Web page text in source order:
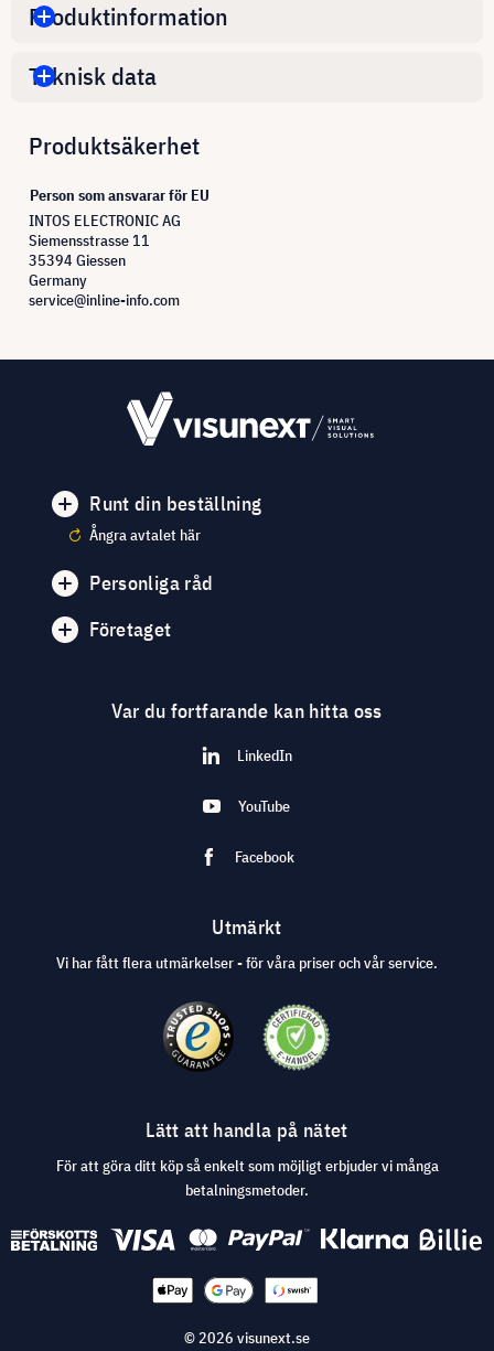
Produktinformation
Teknisk data
Produktsäkerhet
Person som ansvarar för EU
INTOS ELECTRONIC AG
Siemensstrasse 11
35394 Giessen
Germany
service@inline-info.com
Runt din beställning
Ångra avtalet här
Personliga råd
Företaget
Var du fortfarande kan hitta oss
LinkedIn
YouTube
Facebook
Utmärkt
Vi har fått flera utmärkelser - för våra priser och vår service.
Lätt att handla på nätet
För att göra ditt köp så enkelt som möjligt erbjuder vi många
betalningsmetoder.
© 2026 visunext.se